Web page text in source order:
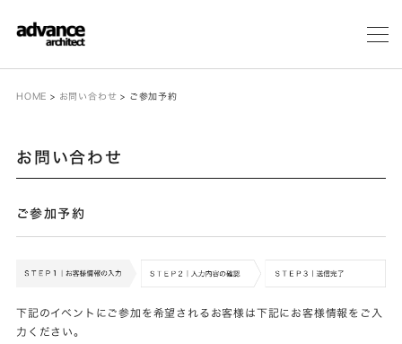
メ
HOME > お問い合わせ > ご参加予約
お問い合わせ
ご参加予約
下記のイベントにご参加を希望されるお客様は下記にお客様情報をご入
力ください。